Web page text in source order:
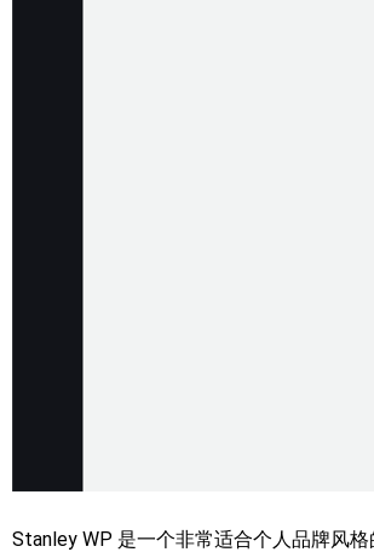
Stanley WP 是一个非常适合个人品牌风